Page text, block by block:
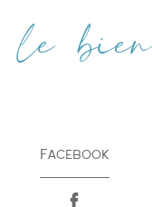
le bien
Facebook